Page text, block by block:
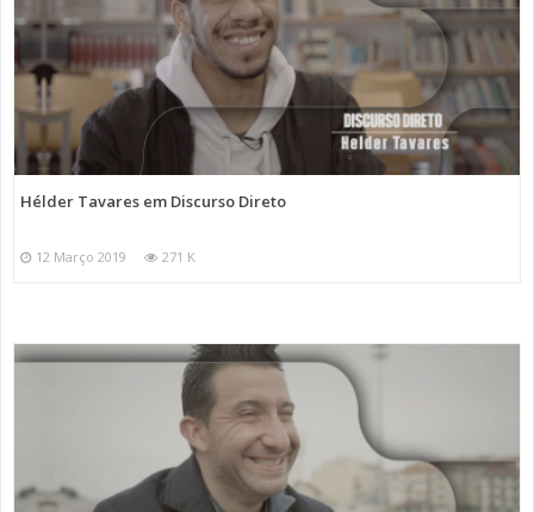
Hélder Tavares em Discurso Direto
12 Março 2019 271 K